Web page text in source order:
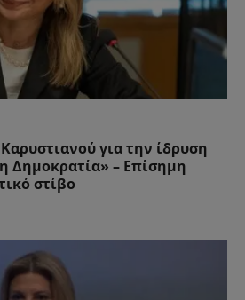
για την ίδρυση
Δημοκρατία» – Επίσημη
στίβο